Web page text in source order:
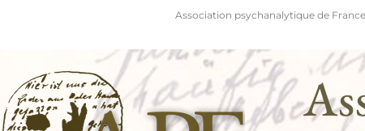
Association psychanalytique de